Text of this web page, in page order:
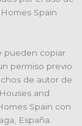
Spain
pueden copiar
permiso previo
de autor de
and
Spain con
España.